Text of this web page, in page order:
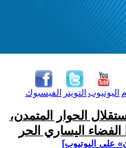
الفيسبوك التويتر اليوتيوب
الحوار المتمدن،
اليساري الحر
على اليوتيوب]